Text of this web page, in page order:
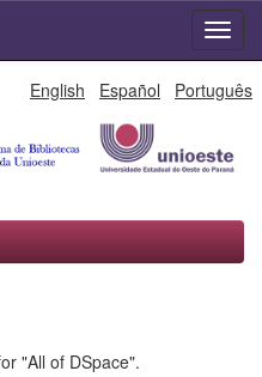
English Español Português
"All of DSpace".